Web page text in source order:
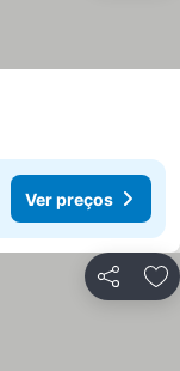
Ver preços
Partilhar